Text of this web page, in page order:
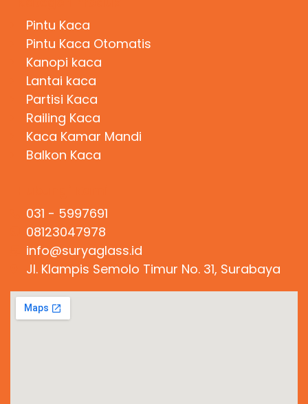
Pintu Kaca
Pintu Kaca Otomatis
Kanopi kaca
Lantai kaca
Partisi Kaca
Railing Kaca
Kaca Kamar Mandi
Balkon Kaca
031 - 5997691
08123047978
info@suryaglass.id
Jl. Klampis Semolo Timur No. 31, Surabaya